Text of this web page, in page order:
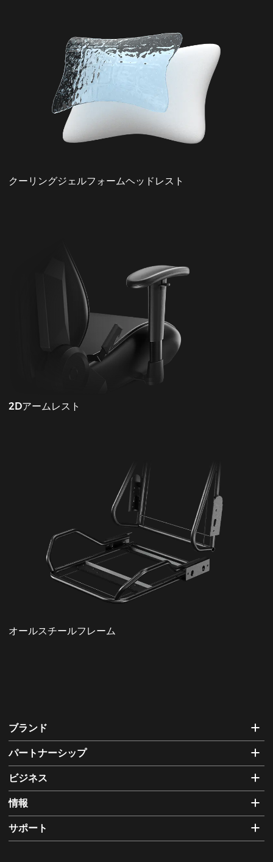
クーリングジェルフォームヘッドレスト
2Dアームレスト
オールスチールフレーム
ブランド
パートナーシップ
ビジネス
情報
サポート